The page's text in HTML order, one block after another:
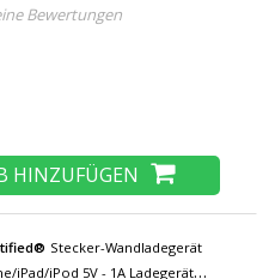
Set - Für Apple iPhone 4
Bewertungen
HINZUFÜGEN
Stecker-Wandladegerät
iPad/iPod 5V - 1A Ladegerät